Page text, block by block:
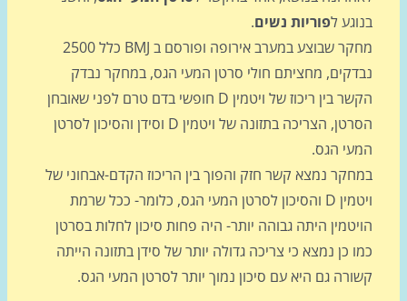
פוריות נשים.
מחקר שבוצע במערב אירופה ופורסם ב BMJ כלל 2500
מחציתם חולי סרטן המעי הגס, במחקר נבדק
הקשר בין ריכוז של ויטמין D חופשי בדם טרם לפני שאובחן
הסרטן, הצריכה בתזונה של ויטמין D וסידן והסיכון לסרטן
הגס.
נמצא קשר חזק והפוך בין הריכוז הקדם-אבחוני של
ויטמין D והסיכון לסרטן המעי הגס, כלומר- ככל שרמת
היתה גבוהה יותר- היה פחות סיכון לחלות בסרטן
כן נמצא כי צריכה גדולה יותר של סידן בתזונה הייתה
גם היא עם סיכון נמוך יותר לסרטן המעי הגס.